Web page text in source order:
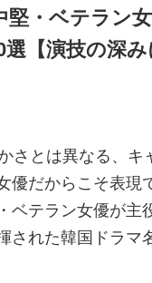
堅・ベテラン
【演技の深
さとは異なる、キ
優だからこそ表現
ベテラン女優が主
された韓国ドラマ